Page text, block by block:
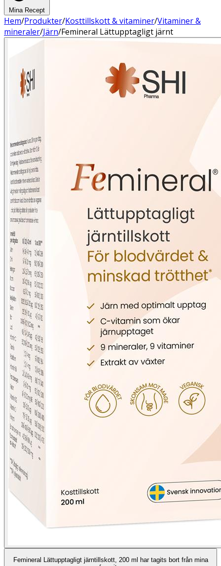
Mina Recept
Hem/Produkter/Kosttillskott & vitaminer/Vitaminer &
mineraler/Järn/Femineral Lättupptagligt järnt
Femineral Lättupptagligt järntillskott, 200 ml har tagits bort från mina